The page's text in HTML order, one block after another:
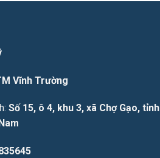
Vĩnh Trường
Số 15, ô 4, khu 3, xã Chợ Gạo, tỉnh